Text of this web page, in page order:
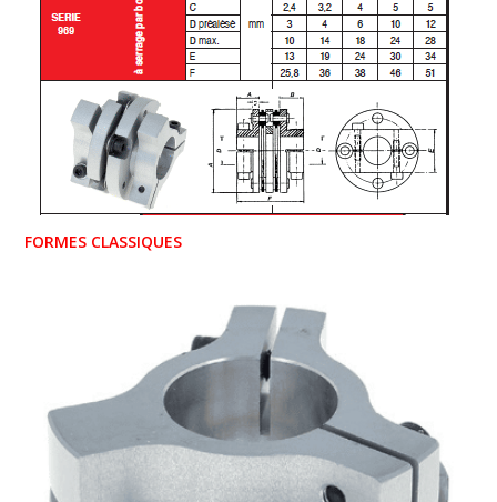
FORMES CLASSIQUES